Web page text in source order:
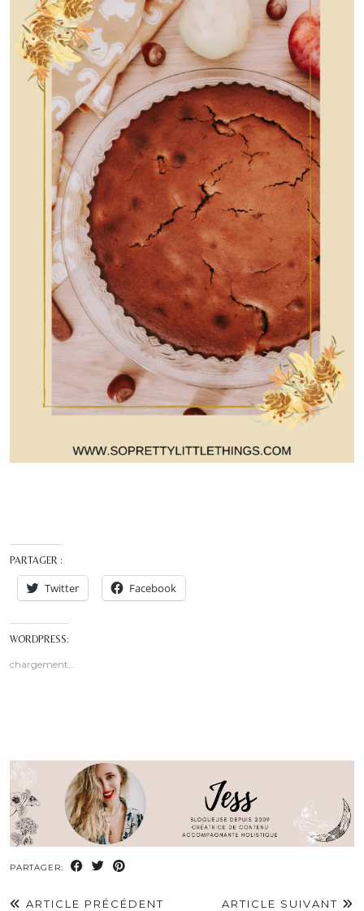
PARTAGER :
Twitter Facebook
WORDPRESS:
chargement…
PARTAGER:
ARTICLE PRÉCÉDENT
ARTICLE SUIVANT